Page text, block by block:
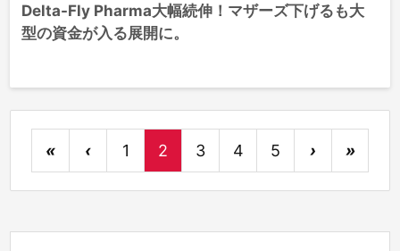
Delta-Fly Pharma大幅続伸！マザーズ下げるも大
型の資金が入る展開に。
« ‹ 1 2 3 4 5 › »